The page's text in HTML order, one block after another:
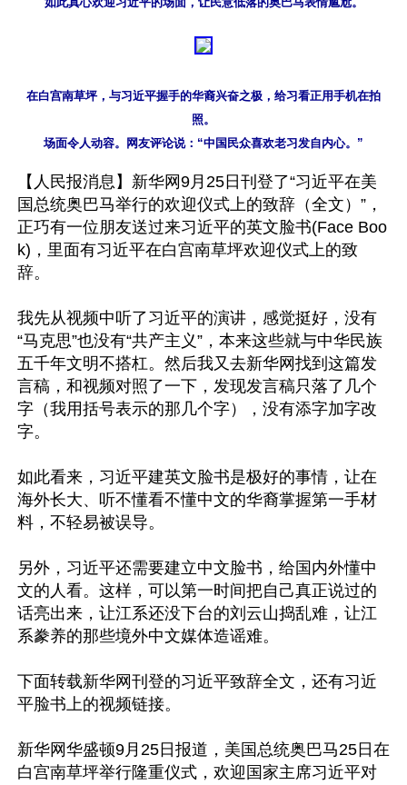
在白宫南草坪，与习近平握手的华裔兴奋之极，给习看正用手机在拍
照。
场面令人动容。网友评论说：“中国民众喜欢老习发自内心。”
【人民报消息】新华网9月25日刊登了“习近平在美
国总统奥巴马举行的欢迎仪式上的致辞（全文）”，
正巧有一位朋友送过来习近平的英文脸书(Face Boo
k)，里面有习近平在白宫南草坪欢迎仪式上的致
辞。
我先从视频中听了习近平的演讲，感觉挺好，没有
“马克思”也没有“共产主义”，本来这些就与中华民族
五千年文明不搭杠。然后我又去新华网找到这篇发
言稿，和视频对照了一下，发现发言稿只落了几个
字（我用括号表示的那几个字），没有添字加字改
字。
如此看来，习近平建英文脸书是极好的事情，让在
海外长大、听不懂看不懂中文的华裔掌握第一手材
料，不轻易被误导。
另外，习近平还需要建立中文脸书，给国内外懂中
文的人看。这样，可以第一时间把自己真正说过的
话亮出来，让江系还没下台的刘云山捣乱难，让江
系豢养的那些境外中文媒体造谣难。
下面转载新华网刊登的习近平致辞全文，还有习近
平脸书上的视频链接。
新华网华盛顿9月25日报道，美国总统奥巴马25日在
白宫南草坪举行隆重仪式，欢迎国家主席习近平对